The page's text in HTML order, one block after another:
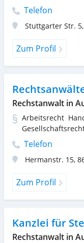
Telefon
Stuttgarter Str. 5,
Zum Profil
Rechstanwalt in
Arbeitsrecht
Telefon
Hermanstr. 15,
Zum Profil
Kanzlei für
Rechstanwalt in